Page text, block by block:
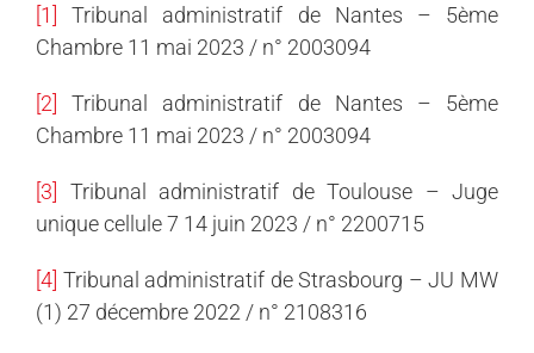
[1]
Tribunal administratif de Nantes – 5ème
Chambre 11 mai 2023 / n° 2003094
[2]
Tribunal administratif de Nantes – 5ème
Chambre 11 mai 2023 / n° 2003094
[3]
Tribunal administratif de Toulouse – Juge
unique cellule 7 14 juin 2023 / n° 2200715
[4] Tribunal administratif de Strasbourg – JU MW
(1) 27 décembre 2022 / n° 2108316